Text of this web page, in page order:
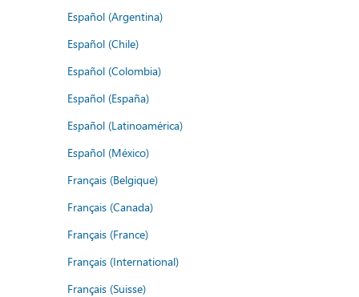
Español (Argentina)
Español (Chile)
Español (Colombia)
Español (España)
Español (Latinoamérica)
Español (México)
Français (Belgique)
Français (Canada)
Français (France)
Français (International)
Français (Suisse)